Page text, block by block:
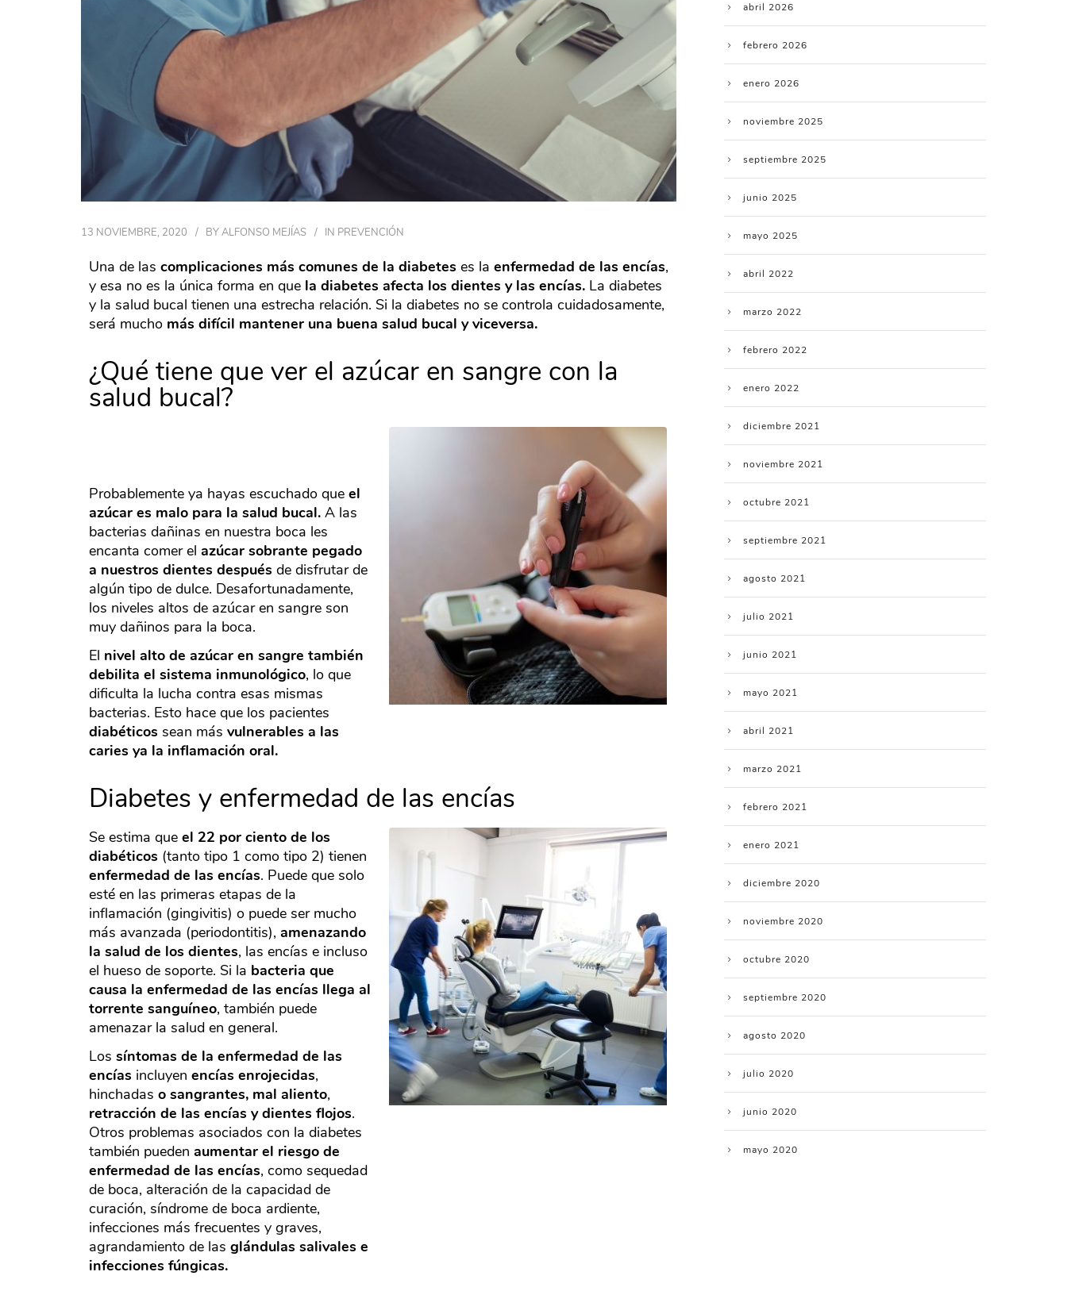
13 NOVIEMBRE, 2020 BYALFONSO MEJÍAS IN PREVENCIÓN
Una de las complicaciones más comunes de la diabetes es la enfermedad de las encías,
y esa no es la única forma en que la diabetes afecta los dientes y las encías. La diabetes
y la salud bucal tienen una estrecha relación. Si la diabetes no se controla cuidadosamente,
será mucho más difícil mantener una buena salud bucal y viceversa.
¿Qué tiene que ver el azúcar en sangre con la
salud bucal?
Probablemente ya hayas escuchado que el
azúcar es malo para la salud bucal. A las
bacterias dañinas en nuestra boca les
encanta comer el azúcar sobrante pegado
a nuestros dientes después de disfrutar de
algún tipo de dulce. Desafortunadamente,
los niveles altos de azúcar en sangre son
muy dañinos para la boca.
El nivel alto de azúcar en sangre también
debilita el sistema inmunológico, lo que
dificulta la lucha contra esas mismas
bacterias. Esto hace que los pacientes
diabéticos sean más vulnerables a las
caries ya la inflamación oral.
Diabetes y enfermedad de las encías
Se estima que el 22 por ciento de los
diabéticos (tanto tipo 1 como tipo 2) tienen
enfermedad de las encías. Puede que solo
esté en las primeras etapas de la
inflamación (gingivitis) o puede ser mucho
más avanzada (periodontitis), amenazando
la salud de los dientes, las encías e incluso
el hueso de soporte. Si la bacteria que
causa la enfermedad de las encías llega al
torrente sanguíneo, también puede
amenazar la salud en general.
Los síntomas de la enfermedad de las
encías incluyen encías enrojecidas,
hinchadas o sangrantes, mal aliento,
retracción de las encías y dientes flojos.
Otros problemas asociados con la diabetes
también pueden aumentar el riesgo de
enfermedad de las encías, como sequedad
de boca, alteración de la capacidad de
curación, síndrome de boca ardiente,
infecciones más frecuentes y graves,
agrandamiento de las glándulas salivales e
infecciones fúngicas.
abril 2026
febrero 2026
enero 2026
noviembre 2025
septiembre 2025
junio 2025
mayo 2025
abril 2022
marzo 2022
febrero 2022
enero 2022
diciembre 2021
noviembre 2021
octubre 2021
septiembre 2021
agosto 2021
julio 2021
junio 2021
mayo 2021
abril 2021
marzo 2021
febrero 2021
enero 2021
diciembre 2020
noviembre 2020
octubre 2020
septiembre 2020
agosto 2020
julio 2020
junio 2020
mayo 2020